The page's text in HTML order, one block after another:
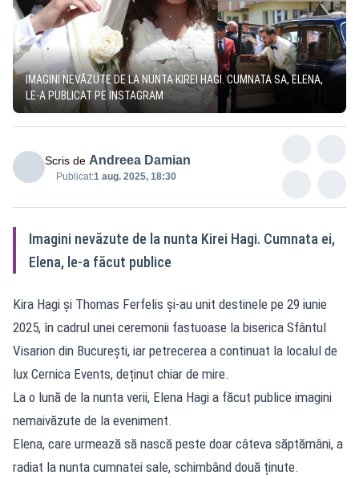
IMAGINI NEVĂZUTE DE LA NUNTA KIREI HAGI. CUMNATA SA, ELENA,
LE-A PUBLICAT PE INSTAGRAM
Scris de Andreea Damian
Publicat:1 aug. 2025, 18:30
Imagini nevăzute de la nunta Kirei Hagi. Cumnata ei,
Elena, le-a făcut publice
Kira Hagi și Thomas Ferfelis și-au unit destinele pe 29 iunie
2025, în cadrul unei ceremonii fastuoase la biserica Sfântul
Visarion din București, iar petrecerea a continuat la localul de
lux Cernica Events, deținut chiar de mire.
La o lună de la nunta verii, Elena Hagi a făcut publice imagini
nemaivăzute de la eveniment.
Elena, care urmează să nască peste doar câteva săptămâni, a
radiat la nunta cumnatei sale, schimbând două ținute.